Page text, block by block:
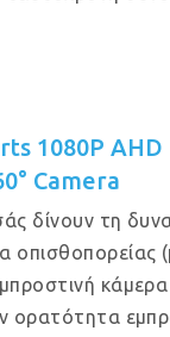
1080P AHD
Camera
δίνουν τη
οπισθοπορείας
ορατότητα